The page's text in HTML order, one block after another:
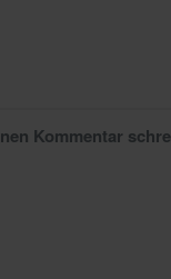
Kommentar